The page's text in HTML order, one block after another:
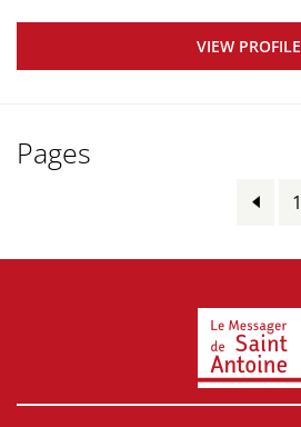
VIEW PROFILE
Pages
1